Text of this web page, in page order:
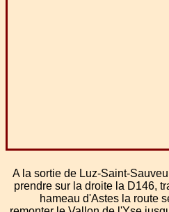
A la sortie de Luz-Saint-
prendre sur la droite la D146,
hameau d'Astes la route